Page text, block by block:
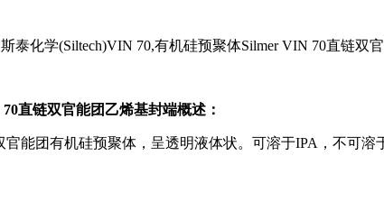
直链双官能团乙烯基封端概述：
能团有机硅预聚体，呈透明液体状。可溶于IPA，不可溶